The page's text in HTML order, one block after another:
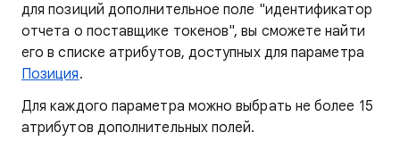
для позиций дополнительное поле "идентификатор
отчета о поставщике токенов", вы сможете найти
его в списке атрибутов, доступных для параметра
Позиция.
Для каждого параметра можно выбрать не более 15
атрибутов дополнительных полей.